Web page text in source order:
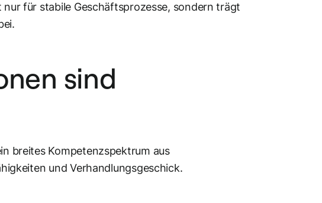
für stabile Geschäftsprozesse, sondern trägt
sind
breites Kompetenzspektrum aus
und Verhandlungsgeschick.